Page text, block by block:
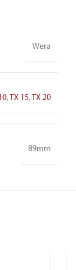
Wera
, TX 15, TX 20
89mm